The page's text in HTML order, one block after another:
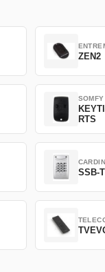
ZEN2
SOMFY
RTS
CARDIN
SSB-